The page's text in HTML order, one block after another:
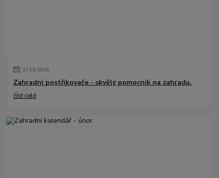
17.05.2025
Zahradní postřikovače - skvělý pomocník na zahradu.
číst celé